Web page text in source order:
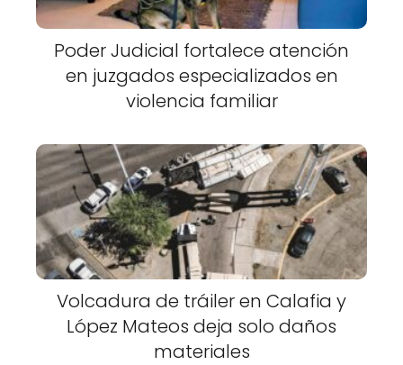
Poder Judicial fortalece atención
en juzgados especializados en
violencia familiar
Volcadura de tráiler en Calafia y
López Mateos deja solo daños
materiales